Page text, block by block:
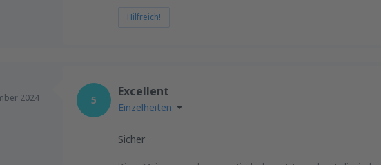
Hilfreich!
2024 5
Excellent
Einzelheiten
Sicher